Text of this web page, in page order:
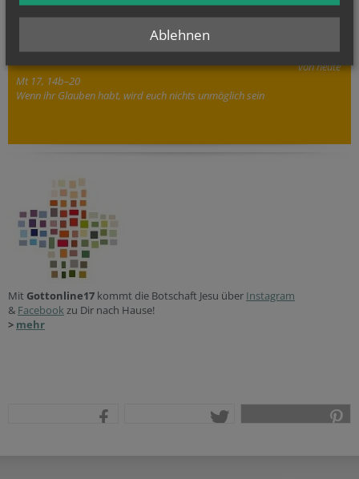
GOTTESDIENSTE
Evangelium
von heute
Mt 17, 14b–20
Wenn ihr Glauben habt, wird euch nichts unmöglich sein
Mit Gottonline17 kommt die Botschaft Jesu über Instagram
& Facebookzu Dir nach Hause!
> mehr
Ablehnen